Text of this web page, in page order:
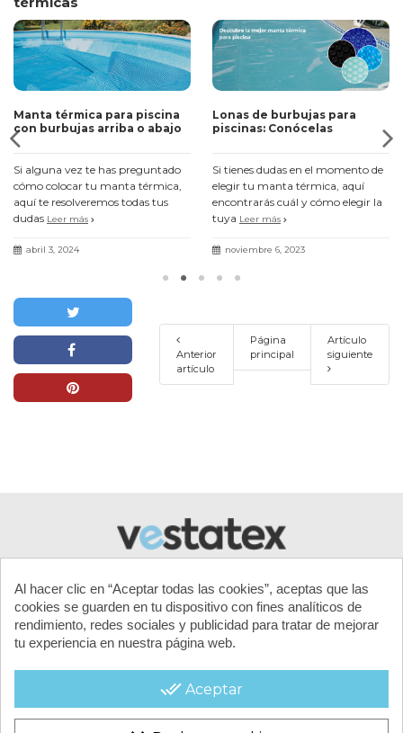
Manta térmica para piscina
con burbujas arriba o abajo
Si alguna vez te has preguntado
cómo colocar tu manta térmica,
aquí te resolveremos todas tus
dudas Leer más
abril 3, 2024
Lonas de burbujas para
piscinas: Conócelas
Si tienes dudas en el momento de
elegir tu manta térmica, aquí
encontrarás cuál y cómo elegir la
tuya Leer más
noviembre 6, 2023
Anterior
artículo
Página
principal
Artículo
siguiente
CONTACTA CON NOSOTROS
Al hacer clic en “Aceptar todas las cookies”, aceptas que las
cookies se guarden en tu dispositivo con fines analíticos de
rendimiento, redes sociales y publicidad para tratar de mejorar
tu experiencia en nuestra página web.
done_all Aceptar